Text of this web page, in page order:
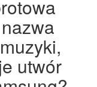
utwór